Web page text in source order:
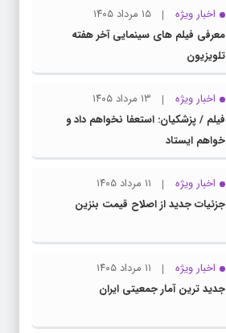
اخبار ویژه
۱۵ مرداد ۱۴۰۵
معرفی فیلم های سینمایی آخر هفته
تلویزیون
اخبار ویژه
۱۳ مرداد ۱۴۰۵
فیلم / پزشکیان: استعفا نخواهم داد و
خواهم ایستاد
اخبار ویژه
۱۱ مرداد ۱۴۰۵
جزئیات جدید از اصلاح قیمت بنزین
اخبار ویژه
۱۱ مرداد ۱۴۰۵
جدید ترین آمار جمعیتی ایران